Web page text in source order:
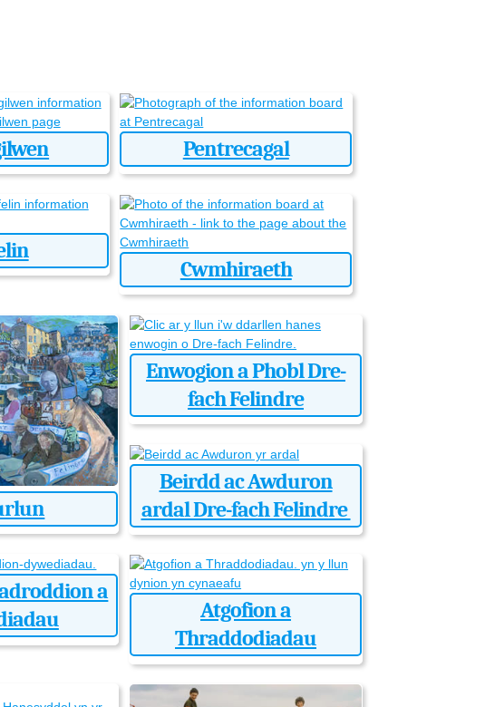
Pentrecagal
Cwmhiraeth
Enwogion a Phobl Dre-
fach Felindre
Beirdd ac Awduron
ardal Dre-fach Felindre
a
Atgofion a
Thraddodiadau